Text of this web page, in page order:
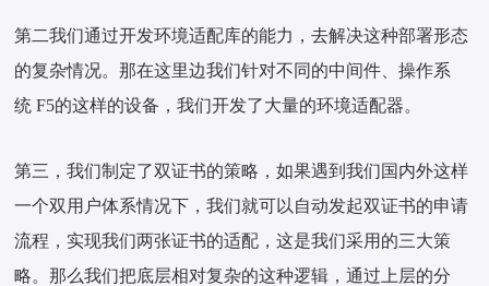
第二我们通过开发环境适配库的能力，去解决这种部署形态
的复杂情况。那在这里边我们针对不同的中间件、操作系
统 F5的这样的设备，我们开发了大量的环境适配器。
第三，我们制定了双证书的策略，如果遇到我们国内外这样
一个双用户体系情况下，我们就可以自动发起双证书的申请
流程，实现我们两张证书的适配，这是我们采用的三大策
略。那么我们把底层相对复杂的这种逻辑，通过上层的分